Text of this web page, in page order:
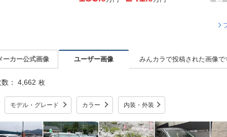
ーカー公式画像 ユーザー画像 みんカラで投稿された画像で
： 4,662 枚
モデル・グレード カラー 内装・外装